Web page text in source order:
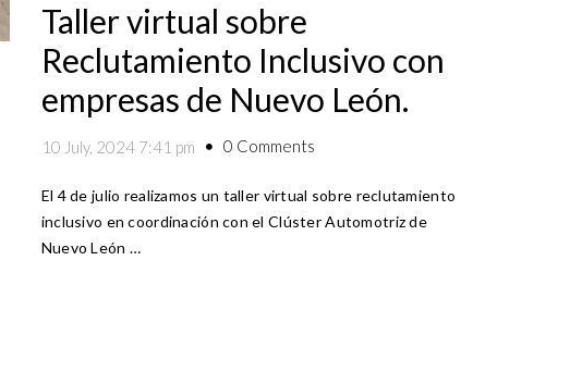
Taller virtual sobre
Reclutamiento Inclusivo con
empresas de Nuevo León.
10 July, 2024 7:41 pm 0 Comments
El 4 de julio realizamos un taller virtual sobre reclutamiento
inclusivo en coordinación con el Clúster Automotriz de
Nuevo León …